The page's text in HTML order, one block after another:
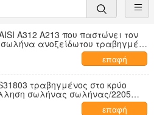
A312 A213 που παστώνει τον
ανοξείδωτου τραβηγμένο
τον ανταλλάκτη θερμότητας
επαφή
τραβηγμένος στο κρύο
σωλήνας σωλήνας/2205
διπλός για τη δομή
επαφή